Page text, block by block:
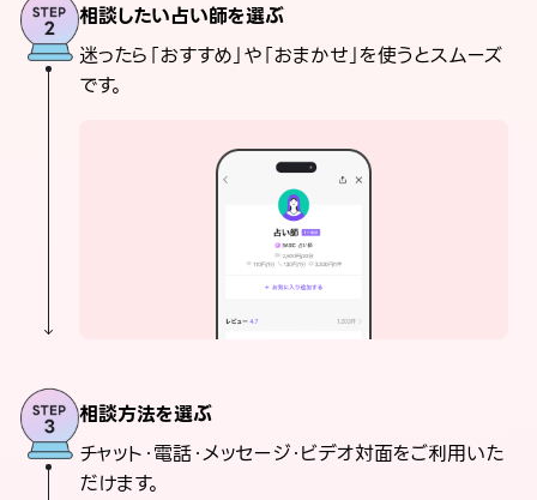
相談したい占い師を選ぶ
迷ったら「おすすめ」や「おまかせ」を使うとスムーズ
です。
相談方法を選ぶ
チャット・電話・メッセージ・ビデオ対面をご利用いた
だけます。